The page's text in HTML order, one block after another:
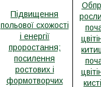
Підвищення
польової схожості
і енергії
проростання;
посилення
ростових і
формотворчих